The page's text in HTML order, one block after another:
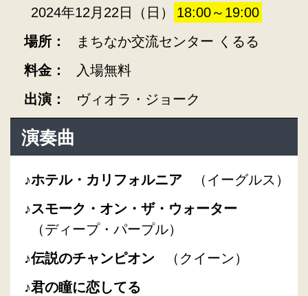
2024年12月22日（日）
18:00～19:00
場所：
まちなか交流センター くるる
料金：
入場無料
出演：
ヴィオラ・ジョーク
演奏曲
ホテル・カリフォルニア
（イーグルス）
スモーク・オン・ザ・ウォーター
（ディープ・パープル）
伝説のチャンピオン
（クイーン）
君の瞳に恋してる